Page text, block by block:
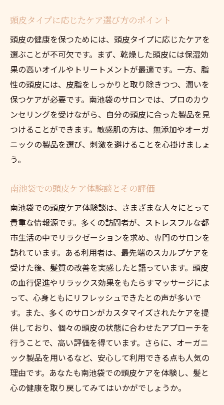
頭皮タイプに応じたケア選び方のポイント
頭皮の健康を保つためには、頭皮タイプに応じたケアを
選ぶことが不可欠です。まず、乾燥した頭皮には保湿効
果の高いオイルやトリートメントが最適です。一方、脂
性の頭皮には、皮脂をしっかりと取り除きつつ、潤いを
保つケアが必要です。南池袋のサロンでは、プロのカウ
ンセリングを受けながら、自分の頭皮に合った製品を見
つけることができます。敏感肌の方は、無添加やオーガ
ニックの製品を選び、刺激を避けることを心掛けましょ
う。
南池袋での頭皮ケア体験談とその評価
南池袋での頭皮ケア体験談は、さまざまな人々にとって
貴重な情報源です。多くの訪問者が、ストレスフルな都
市生活の中でリラクゼーションを求め、専門のサロンを
訪れています。ある利用者は、最先端のスカルプケアを
受けた後、髪質の改善を実感したと語っています。頭皮
の血行促進やリラックス効果をもたらすマッサージによ
って、心身ともにリフレッシュできたとの声が多いで
す。また、多くのサロンがカスタマイズされたケアを提
供しており、個々の頭皮の状態に合わせたアプローチを
行うことで、高い評価を得ています。さらに、オーガニ
ック製品を用いるなど、安心して利用できる点も人気の
理由です。あなたも南池袋での頭皮ケアを体験し、髪と
心の健康を取り戻してみてはいかがでしょうか。